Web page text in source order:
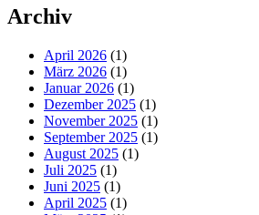
Archiv
April 2026 (1)
März 2026 (1)
Januar 2026 (1)
Dezember 2025 (1)
November 2025 (1)
September 2025 (1)
August 2025 (1)
Juli 2025 (1)
Juni 2025 (1)
April 2025 (1)